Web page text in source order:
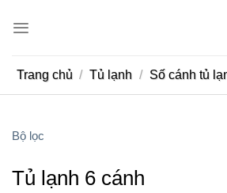
Trang chủ / Tủ lạnh / Số cánh tủ
Bộ lọc
Tủ lạnh 6 cánh